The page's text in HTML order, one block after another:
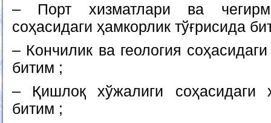
– Порт хизматлари ва
соҳасидаги ҳамкорлик тўғрисида
– Кончилик ва геология
битим ;
– Қишлоқ хўжалиги соҳасидаги
битим ;